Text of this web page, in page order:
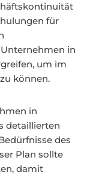
für
in
um im
können.
in
detaillierten
des
Plan sollte
damit